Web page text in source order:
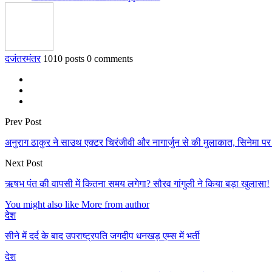
दजंतरमंतर 1010 posts 0 comments
Prev Post
अनुराग ठाकुर ने साउथ एक्टर चिरंजीवी और नागार्जुन से की मुलाकात, सिनेमा पर
Next Post
ऋषभ पंत की वापसी में कितना समय लगेगा? सौरव गांगुली ने किया बड़ा खुलासा!
You might also like More from author
देश
सीने में दर्द के बाद उपराष्ट्रपति जगदीप धनखड़ एम्स में भर्ती
देश